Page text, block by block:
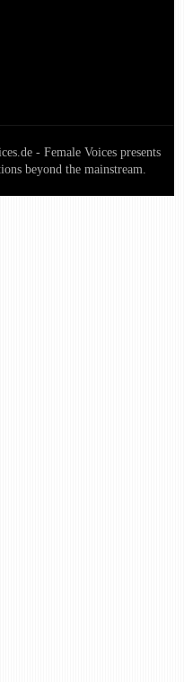
- Female Voices presents
beyond the mainstream.